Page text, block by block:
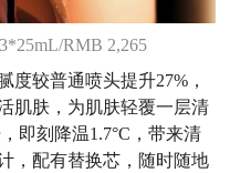
RMB 2,265
度较普通喷头提升27%，
肌肤，为肌肤轻覆一层清
即刻降温1.7°C，带来清
，配有替换芯，随时随地